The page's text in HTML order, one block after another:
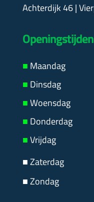
Achterdijk 46 |
Openingstijden
■ Maandag
■ Dinsdag
■Woensdag
■ Donderdag
■Vrijdag
■ Zaterdag
■ Zondag